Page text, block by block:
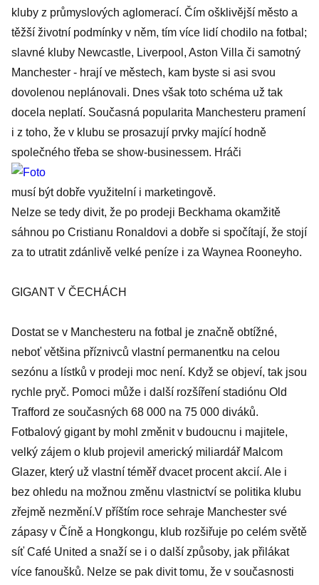
kluby z průmyslových aglomerací. Čím ošklivější město a
těžší životní podmínky v něm, tím více lidí chodilo na fotbal;
slavné kluby Newcastle, Liverpool, Aston Villa či samotný
Manchester - hrají ve městech, kam byste si asi svou
dovolenou neplánovali. Dnes však toto schéma už tak
docela neplatí. Současná popularita Manchesteru pramení
i z toho, že v klubu se prosazují prvky mající hodně
společného třeba se show-businessem. Hráči
musí být dobře využitelní i marketingově.
Nelze se tedy divit, že po prodeji Beckhama okamžitě
sáhnou po Cristianu Ronaldovi a dobře si spočítají, že stojí
za to utratit zdánlivě velké peníze i za Waynea Rooneyho.
GIGANT V ČECHÁCH
Dostat se v Manchesteru na fotbal je značně obtížné,
neboť většina příznivců vlastní permanentku na celou
sezónu a lístků v prodeji moc není. Když se objeví, tak jsou
rychle pryč. Pomoci může i další rozšíření stadiónu Old
Trafford ze současných 68 000 na 75 000 diváků.
Fotbalový gigant by mohl změnit v budoucnu i majitele,
velký zájem o klub projevil americký miliardář Malcom
Glazer, který už vlastní téměř dvacet procent akcií. Ale i
bez ohledu na možnou změnu vlastnictví se politika klubu
zřejmě nezmění.V příštím roce sehraje Manchester své
zápasy v Číně a Hongkongu, klub rozšiřuje po celém světě
síť Café United a snaží se i o další způsoby, jak přilákat
více fanoušků. Nelze se pak divit tomu, že v současnosti